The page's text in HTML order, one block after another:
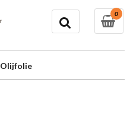
0
Olijfolie